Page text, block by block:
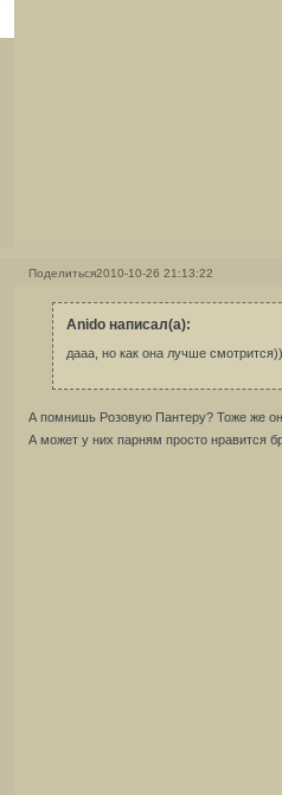
Поделиться2010-10-26 21:13:22
Anido написал(а):
дааа, но как она лучше
А помнишь Розовую Пантеру? Тоже же
А может у них парням просто нравится